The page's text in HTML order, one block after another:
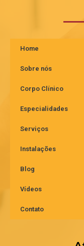
Home
Sobre nós
Corpo Clínico
Especialidades
Serviços
Instalações
Blog
Vídeos
Contato